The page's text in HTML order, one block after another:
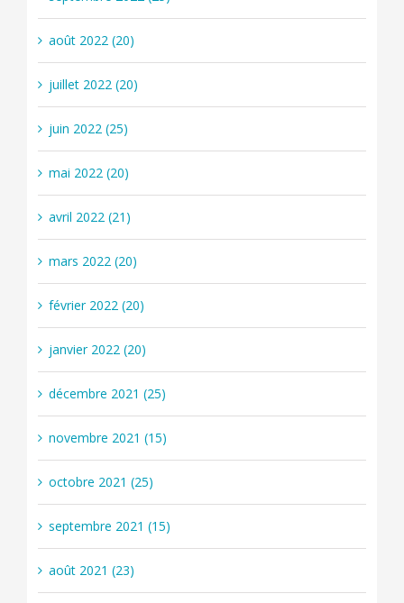
août 2022 (20)
juillet 2022 (20)
juin 2022 (25)
mai 2022 (20)
avril 2022 (21)
mars 2022 (20)
février 2022 (20)
janvier 2022 (20)
décembre 2021 (25)
novembre 2021 (15)
octobre 2021 (25)
septembre 2021 (15)
août 2021 (23)